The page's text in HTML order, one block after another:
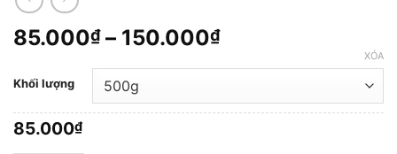
85.000₫ – 150.000₫Khoảng
85.000₫
đến
Khối lượng
XÓA
85.000₫